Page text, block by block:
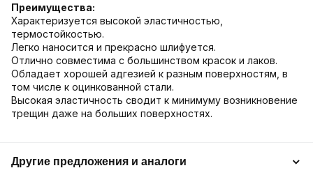
Преимущества:
Характеризуется высокой эластичностью,
термостойкостью.
Легко наносится и прекрасно шлифуется.
Отлично совместима с большинством красок и лаков.
Обладает хорошей адгезией к разным поверхностям, в
том числе к оцинкованной стали.
Высокая эластичность сводит к минимуму возникновение
трещин даже на больших поверхностях.
Другие предложения и аналоги